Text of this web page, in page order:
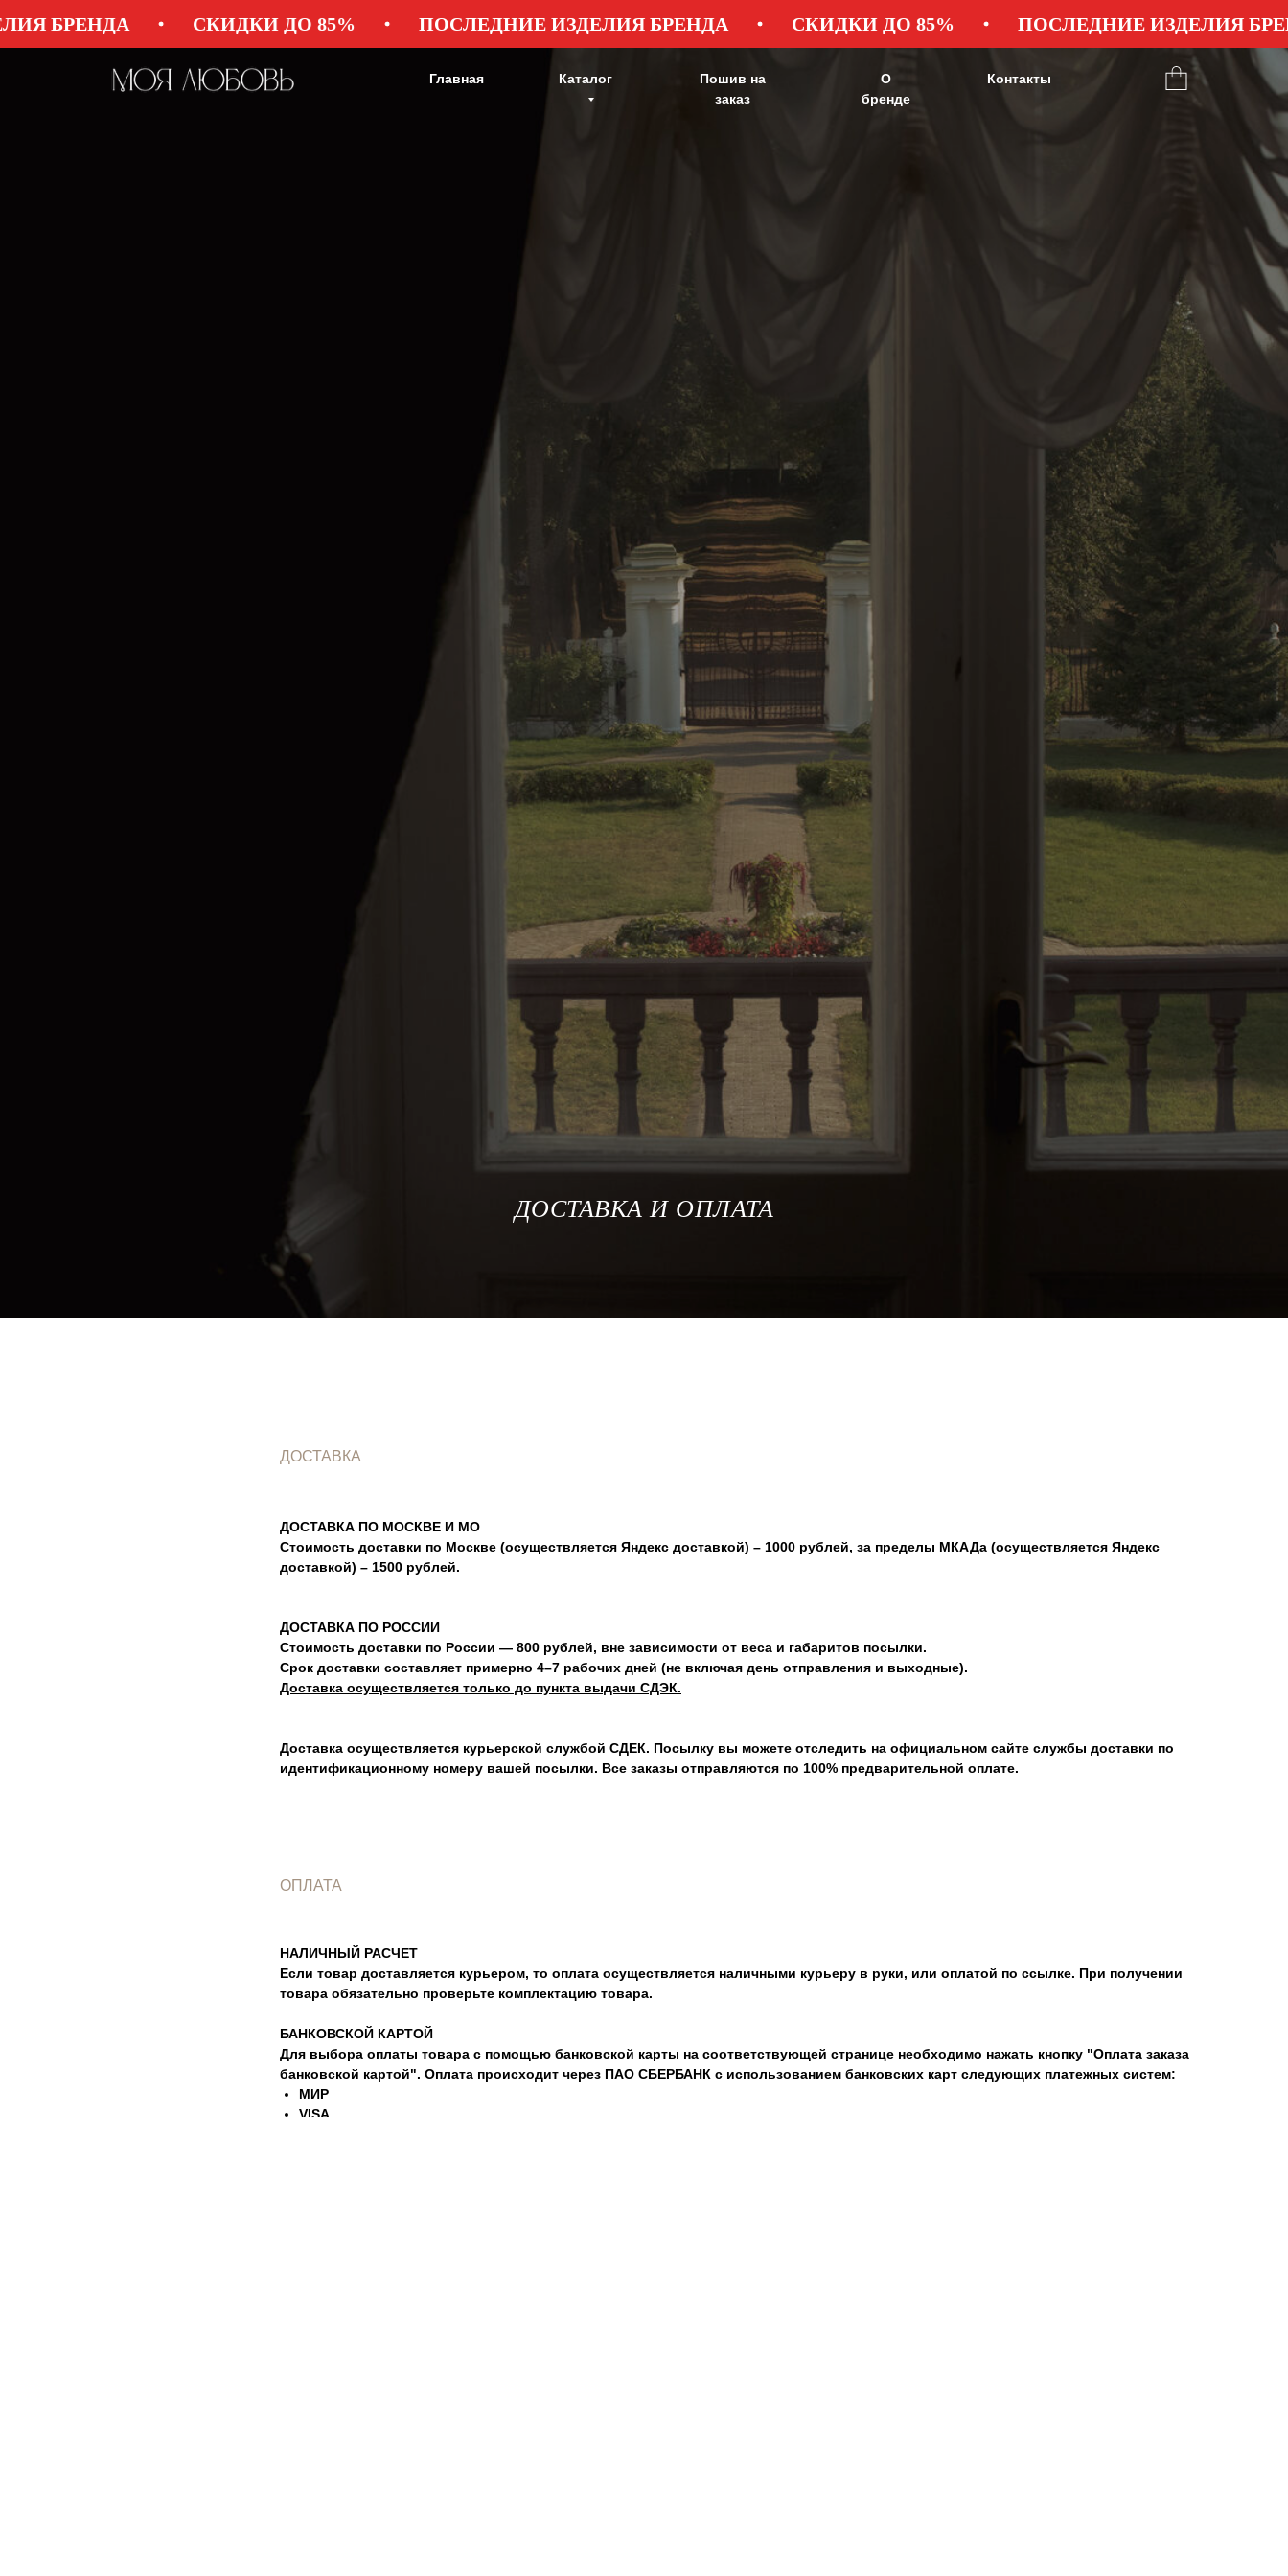
СКИДКИ ДО 85% ПОСЛЕДНИЕ ИЗДЕЛИЯ БРЕНДА СКИДКИ ДО 85% ПОСЛЕДНИЕ ИЗДЕЛИЯ БРЕНДА
Главная
Пошив на
заказ
Каталог
О
бренде
Контакты
ДОСТАВКА И ОПЛАТА
ДОСТАВКА
ДОСТАВКА ПО МОСКВЕ И МО
Стоимость доставки по Москве (осуществляется Яндекс доставкой) – 1000 рублей, за пределы МКАДа (осуществляется Яндекс
доставкой) – 1500 рублей.
ДОСТАВКА ПО РОССИИ
Стоимость доставки по России — 800 рублей, вне зависимости от веса и габаритов посылки.
Срок доставки составляет примерно 4–7 рабочих дней (не включая день отправления и выходные).
Доставка осуществляется только до пункта выдачи СДЭК.
Доставка осуществляется курьерской службой СДЕК. Посылку вы можете отследить на официальном сайте службы доставки по
идентификационному номеру вашей посылки. Все заказы отправляются по 100% предварительной оплате.
ОПЛАТА
НАЛИЧНЫЙ РАСЧЕТ
Если товар доставляется курьером, то оплата осуществляется наличными курьеру в руки, или оплатой по ссылке. При получении
товара обязательно проверьте комплектацию товара.
БАНКОВСКОЙ КАРТОЙ
Для выбора оплаты товара с помощью банковской карты на соответствующей странице необходимо нажать кнопку "Оплата заказа
банковской картой". Оплата происходит через ПАО СБЕРБАНК с использованием банковских карт следующих платежных систем:
МИР
VISA